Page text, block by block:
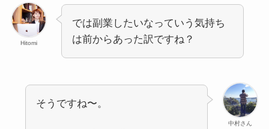
Hitomi
では副業したいなっていう気持ち
は前からあった訳ですね？
中村さん
そうですね〜。